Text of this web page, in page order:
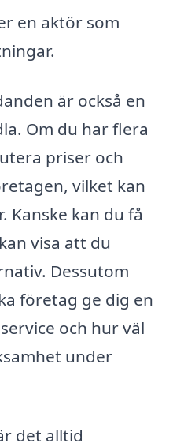
en aktör som
är också en
Om du har flera
priser och
vilket kan
Kanske kan du få
visa att du
Dessutom
företag ge dig en
och hur väl
under
det alltid